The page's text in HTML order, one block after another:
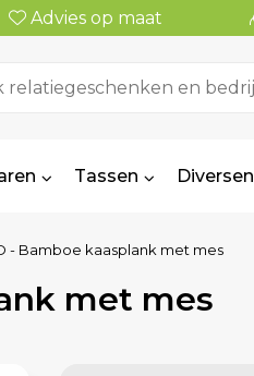
Advies op maat
Tassen Diversen
- Bamboe kaasplank met mes
met mes